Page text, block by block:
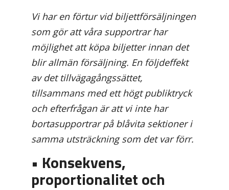
Vi har en förtur vid biljettförsäljningen
som gör att våra supportrar har
möjlighet att köpa biljetter innan det
blir allmän försäljning. En följdeffekt
av det tillvägagångssättet,
tillsammans med ett högt publiktryck
och efterfrågan är att vi inte har
bortasupportrar på blåvita sektioner i
samma utsträckning som det var förr.
• Konsekvens,
proportionalitet och